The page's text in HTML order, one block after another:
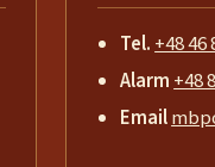
Tel.+48 46
Alarm+48
Email